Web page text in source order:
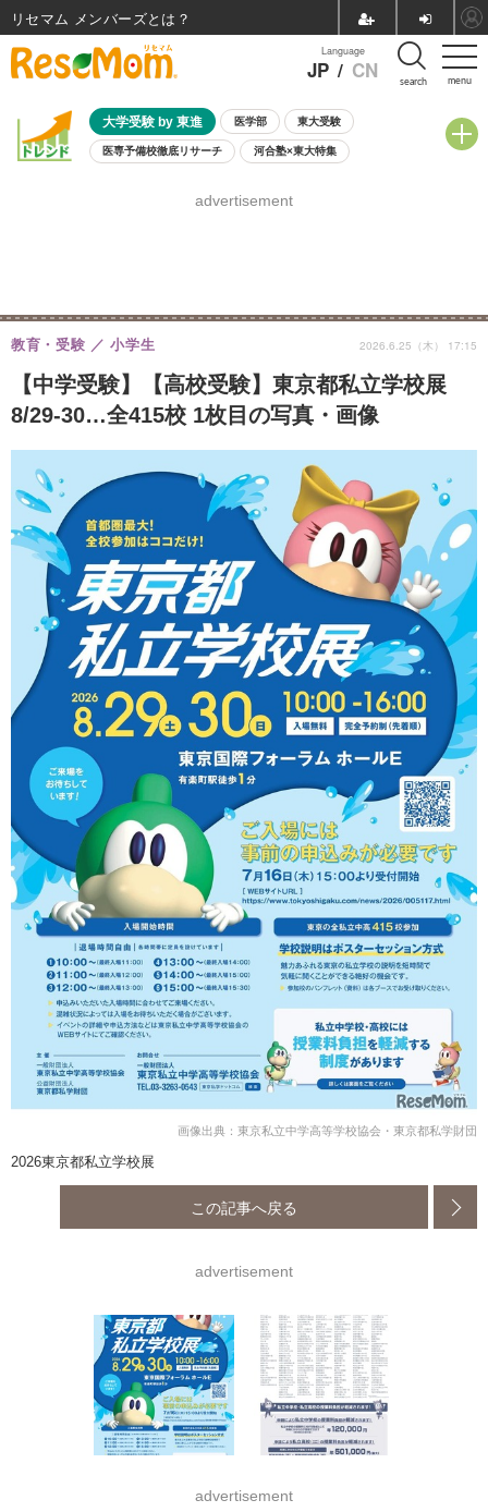
menu
Language
JP / CN search
大学受験 by 東進 医学部 東大受験
医専予備校徹底リサーチ 河合塾×東大特集
8月開催学校説明会・相談会
advertisement
【中学受験】【高校受験】東京都私立学校展
8/29-30…全415校 1枚目の写真・画像
教育・受験 小学生 2026.6.25（木） 17:15
画像出典：東京私立中学高等学校協会・東京都私学財団
2026東京都私立学校展
この記事へ戻る
advertisement
advertisement
リセマム メンバーズ